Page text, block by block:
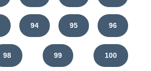
94 95 96
98 99 100